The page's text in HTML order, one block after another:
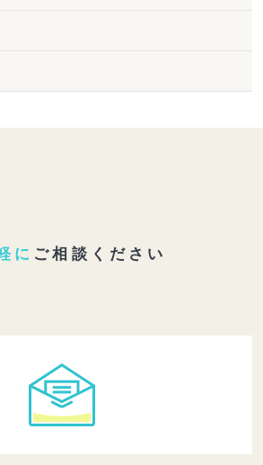
に ご相談ください